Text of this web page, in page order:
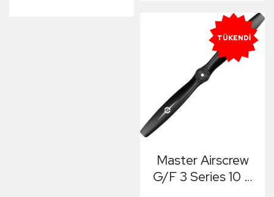
TÜKENDI
Master Airscrew
G/F 3 Series 10 X